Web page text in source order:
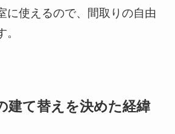
に使えるので、間取りの自由
建て替えを決めた経緯